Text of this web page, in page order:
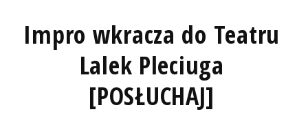
Impro wkracza do Teatru
Lalek Pleciuga
[POSŁUCHAJ]